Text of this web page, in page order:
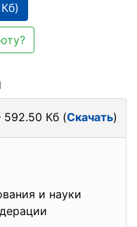
Кб (Скачать)
и науки